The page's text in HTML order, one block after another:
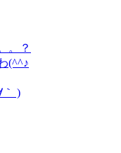
。？
(^^♪
｀ )